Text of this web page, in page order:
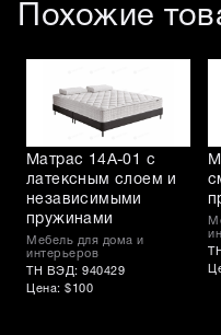
Похожие
Матрас 14A-01 с
латексным слоем и
независимыми
пружинами
Мебель для дома и
интерьеров
ТН ВЭД: 940429
Цена: $100